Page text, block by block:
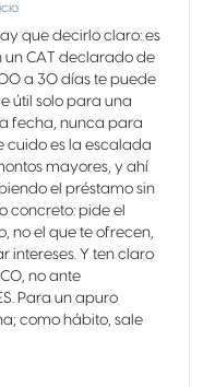
que decirlo claro: es
un CAT declarado de
a 30 días te puede
útil solo para una
fecha, nunca para
cuido es la escalada
mayores, y ahí
el préstamo sin
concreto: pide el
no el que te ofrecen,
intereses. Y ten claro
no ante
Para un apuro
como hábito, sale